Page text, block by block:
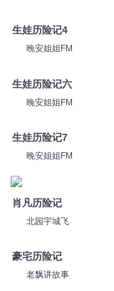
生娃历险记4
晚安姐姐FM
生娃历险记六
晚安姐姐FM
生娃历险记7
晚安姐姐FM
肖凡历险记
北园宇城飞
豪宅历险记
老飘讲故事